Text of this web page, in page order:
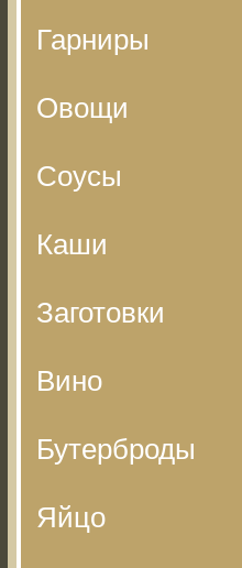
Гарниры
Овощи
Соусы
Каши
Заготовки
Вино
Бутерброды
Яйцо